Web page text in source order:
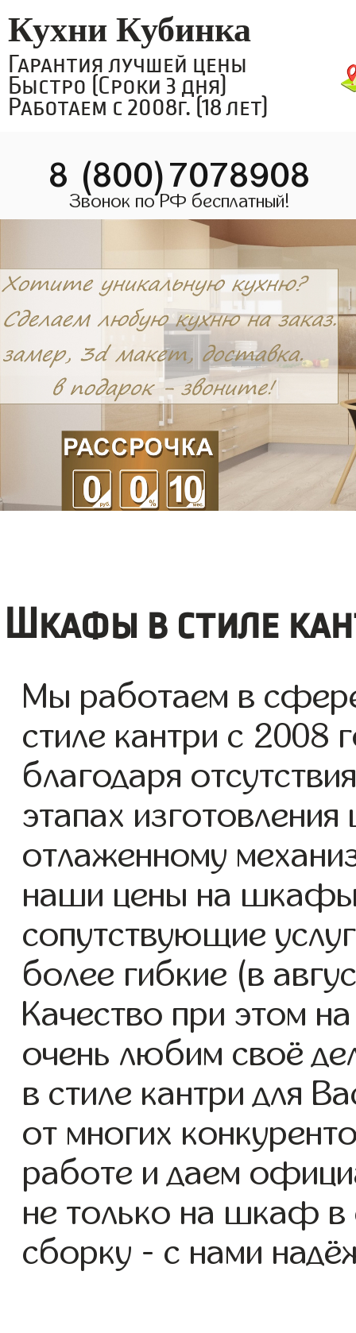
Кухни Кубинка
Гарантия лучшей цены
Быстро (Сроки 3 дня)
Работаем с 2008г. (18 лет)
8 (800)7078908
Звонок по РФ бесплатный!
Шкафы в стиле
Мы работаем в
стиле кантри с 2008
благодаря
этапах
отлаженному
наши цены на шкафы
сопутствующие
более гибкие (в
Качество при этом
очень любим своё
в стиле кантри для
от многих
работе и даем
не только на шкаф в
сборку - с нами